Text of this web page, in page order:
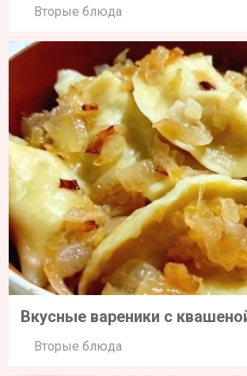
Вторые блюда
Вкусные вареники с
Вторые блюда